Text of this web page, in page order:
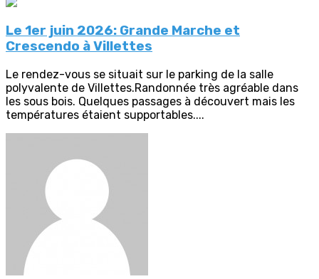
Le 1er juin 2026: Grande Marche et
Crescendo à Villettes
Le rendez-vous se situait sur le parking de la salle
polyvalente de Villettes.Randonnée très agréable dans
les sous bois. Quelques passages à découvert mais les
températures étaient supportables....